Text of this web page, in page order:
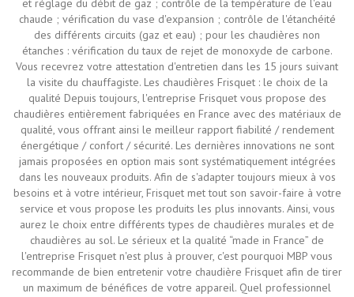
chaude ; vérification du vase d'expansion ; contrôle de l'étanchéité
des différents circuits (gaz et eau) ; pour les chaudières non
étanches : vérification du taux de rejet de monoxyde de carbone.
Vous recevrez votre attestation d'entretien dans les 15 jours suivant
la visite du chauffagiste. Les chaudières Frisquet : le choix de la
qualité Depuis toujours, l'entreprise Frisquet vous propose des
chaudières entièrement fabriquées en France avec des matériaux de
qualité, vous offrant ainsi le meilleur rapport fiabilité / rendement
énergétique / confort / sécurité. Les dernières innovations ne sont
jamais proposées en option mais sont systématiquement intégrées
dans les nouveaux produits. Afin de s'adapter toujours mieux à vos
besoins et à votre intérieur, Frisquet met tout son savoir-faire à votre
service et vous propose les produits les plus innovants. Ainsi, vous
aurez le choix entre différents types de chaudières murales et de
chaudières au sol. Le sérieux et la qualité “made in France” de
l'entreprise Frisquet n'est plus à prouver, c'est pourquoi MBP vous
recommande de bien entretenir votre chaudière Frisquet afin de tirer
un maximum de bénéfices de votre appareil. Quel professionnel